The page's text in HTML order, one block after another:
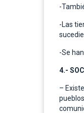
-
-Las
-Se
4.-
–